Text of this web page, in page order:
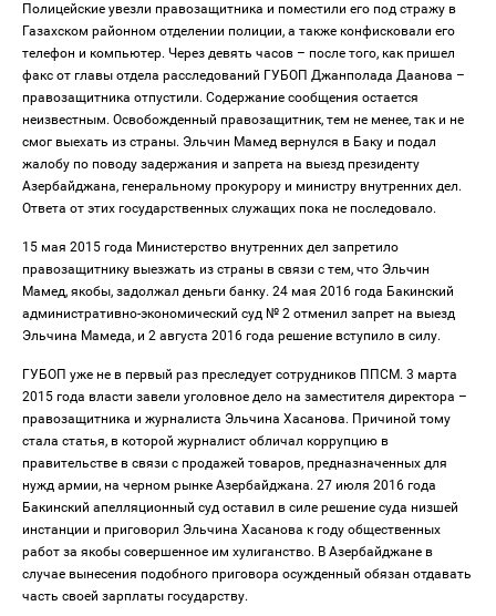
Полицейские увезли правозащитника и поместили его под стражу в
Газахском районном отделении полиции, а также конфисковали его
телефон и компьютер. Через девять часов – после того, как пришел
факс от главы отдела расследований ГУБОП Джанполада Даанова –
правозащитника отпустили. Содержание сообщения остается
неизвестным. Освобожденный правозащитник, тем не менее, так и не
смог выехать из страны. Эльчин Мамeд вернулся в Баку и подал
жалобу по поводу задержания и запрета на выезд президенту
Азербайджана, генеральному прокурору и министру внутренних дел.
Ответа от этих государственных служащих пока не последовало.
15 мая 2015 года Министерство внутренних дел запретило
правозащитнику выезжать из страны в связи с тем, что Эльчин
Мамед, якобы, задолжал деньги банку. 24 мая 2016 года Бакинский
административно-экономический суд № 2 отменил запрет на выезд
Эльчина Мамеда, и 2 августа 2016 года решение вступило в силу.
ГУБОП уже не в первый раз преследует сотрудников ППСМ. 3 марта
2015 года власти завели уголовное дело на заместителя директора –
правозащитника и журналиста Эльчина Хасанова. Причиной тому
стала статья, в которой журналист обличал коррупцию в
правительстве в связи с продажей товаров, предназначенных для
нужд армии, на черном рынке Азербайджана. 27 июля 2016 года
Бакинский апелляционный суд оставил в силе решение суда низшей
инстанции и приговорил Эльчина Хасанова к году общественных
работ за якобы совершенное им хулиганство. В Азербайджане в
случае вынесения подобного приговора осужденный обязан отдавать
часть своей зарплаты государству.